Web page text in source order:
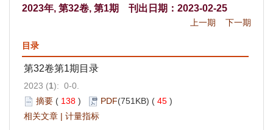
2023年, 第32卷, 第1期 刊出日期：2023-02-25
上一期 下一期
目录
第32卷第1期目录
2023 (1): 0-0.
摘要 ( 138 ) PDF(751KB) ( 45 )
相关文章 | 计量指标